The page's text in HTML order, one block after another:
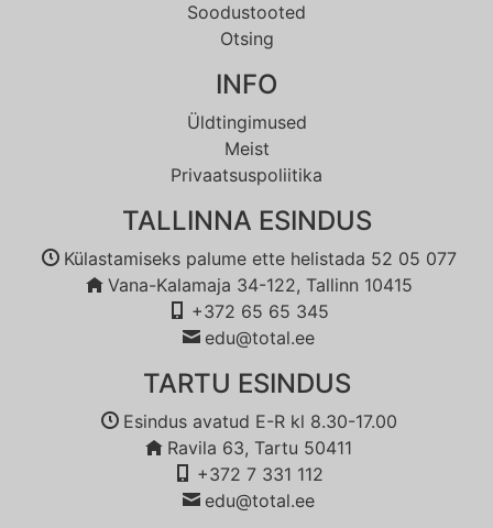
Soodustooted
Otsing
INFO
Üldtingimused
Meist
Privaatsuspoliitika
TALLINNA ESINDUS
Külastamiseks palume ette helistada 52 05 077
Vana-Kalamaja 34-122, Tallinn 10415
+372 65 65 345
edu@total.ee
TARTU ESINDUS
Esindus avatud E-R kl 8.30-17.00
Ravila 63, Tartu 50411
+372 7 331 112
edu@total.ee